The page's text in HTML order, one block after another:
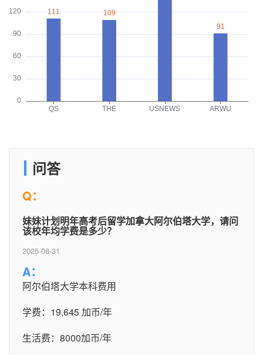
问答
Q：
妹妹计划明年高考后留学加拿大阿尔伯塔大学，请问
该校年均学费是多少？
2025-08-31
A：
阿尔伯塔大学本科费用
学费：19,645 加币/年
生活费：8000加币/年